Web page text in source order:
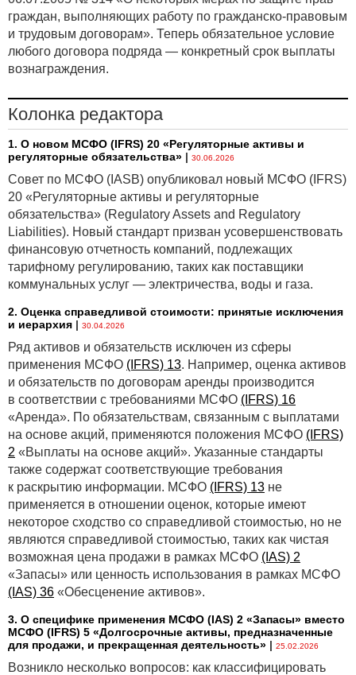
граждан, выполняющих работу по гражданско-правовым
и трудовым договорам». Теперь обязательное условие
любого договора подряда — конкретный срок выплаты
вознаграждения.
Колонка редактора
1. О новом МСФО (IFRS) 20 «Регуляторные активы и
регуляторные обязательства» | 30.06.2026
Совет по МСФО (IASB) опубликовал новый МСФО (IFRS)
20 «Регуляторные активы и регуляторные
обязательства» (Regulatory Assets and Regulatory
Liabilities). Новый стандарт призван усовершенствовать
финансовую отчетность компаний, подлежащих
тарифному регулированию, таких как поставщики
коммунальных услуг — электричества, воды и газа.
2. Оценка справедливой стоимости: принятые исключения
и иерархия | 30.04.2026
Ряд активов и обязательств исключен из сферы
применения МСФО (IFRS) 13. Например, оценка активов
и обязательств по договорам аренды производится
в соответствии с требованиями МСФО (IFRS) 16
«Аренда». По обязательствам, связанным с выплатами
на основе акций, применяются положения МСФО (IFRS)
2 «Выплаты на основе акций». Указанные стандарты
также содержат соответствующие требования
к раскрытию информации. МСФО (IFRS) 13 не
применяется в отношении оценок, которые имеют
некоторое сходство со справедливой стоимостью, но не
являются справедливой стоимостью, таких как чистая
возможная цена продажи в рамках МСФО (IAS) 2
«Запасы» или ценность использования в рамках МСФО
(IAS) 36 «Обесценение активов».
3. О специфике применения МСФО (IАS) 2 «Запасы» вместо
МСФО (IFRS) 5 «Долгосрочные активы, предназначенные
для продажи, и прекращенная деятельность» | 25.02.2026
Возникло несколько вопросов: как классифицировать